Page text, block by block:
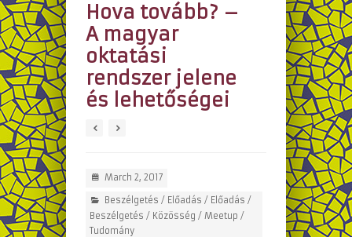
go to...
Hova tovább? –
A magyar
oktatási
rendszer jelene
és lehetőségei
March 2, 2017
Beszélgetés / Előadás / Előadás /
Beszélgetés / Közösség / Meetup /
Tudomány